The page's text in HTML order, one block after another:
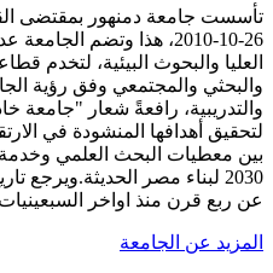
العليا والبحوث البيئية، لتخدم
والبحثي والمجتمعي وفق رؤية
والتدريبية، رافعةً شعار "جامعة
لتحقيق أهدافها المنشودة في
بين معطيات البحث العلمي وخدمة
2030 لبناء مصر الحديثة.ويرجع
عن ربع قرن منذ اواخر
المزيد عن الجامعة